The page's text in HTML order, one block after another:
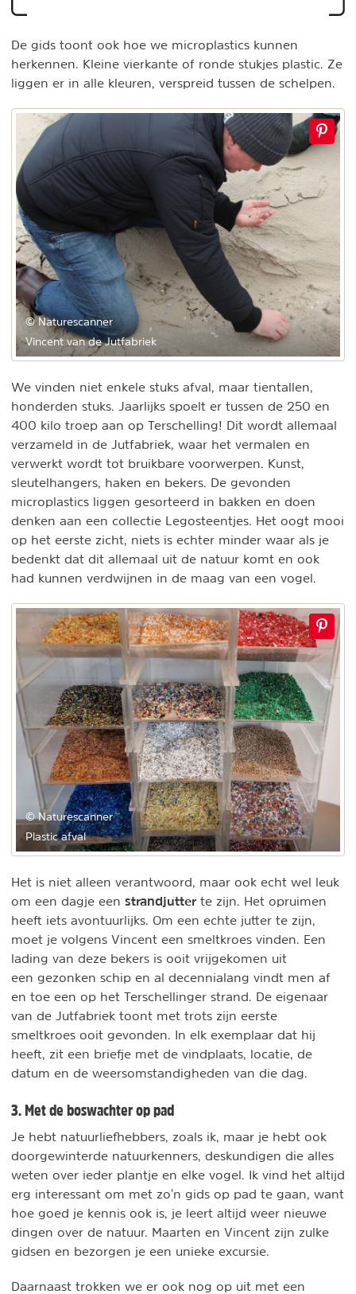
De gids toont ook hoe we microplastics kunnen
herkennen. Kleine vierkante of ronde stukjes plastic. Ze
liggen er in alle kleuren, verspreid tussen de schelpen.
© Naturescanner
Vincent van de Jutfabriek
We vinden niet enkele stuks afval, maar tientallen,
honderden stuks. Jaarlijks spoelt er tussen de 250 en
400 kilo troep aan op Terschelling! Dit wordt allemaal
verzameld in de Jutfabriek, waar het vermalen en
verwerkt wordt tot bruikbare voorwerpen. Kunst,
sleutelhangers, haken en bekers. De gevonden
microplastics liggen gesorteerd in bakken en doen
denken aan een collectie Legosteentjes. Het oogt mooi
op het eerste zicht, niets is echter minder waar als je
bedenkt dat dit allemaal uit de natuur komt en ook
had kunnen verdwijnen in de maag van een vogel.
© Naturescanner
Plastic afval
Het is niet alleen verantwoord, maar ook echt wel leuk
om een dagje een strandjutter te zijn. Het opruimen
heeft iets avontuurlijks. Om een echte jutter te zijn,
moet je volgens Vincent een smeltkroes vinden. Een
lading van deze bekers is ooit vrijgekomen uit
een gezonken schip en al decennialang vindt men af
en toe een op het Terschellinger strand. De eigenaar
van de Jutfabriek toont met trots zijn eerste
smeltkroes ooit gevonden. In elk exemplaar dat hij
heeft, zit een briefje met de vindplaats, locatie, de
datum en de weersomstandigheden van die dag.
3. Met de boswachter op pad
Je hebt natuurliefhebbers, zoals ik, maar je hebt ook
doorgewinterde natuurkenners, deskundigen die alles
weten over ieder plantje en elke vogel. Ik vind het altijd
erg interessant om met zo'n gids op pad te gaan, want
hoe goed je kennis ook is, je leert altijd weer nieuwe
dingen over de natuur. Maarten en Vincent zijn zulke
gidsen en bezorgen je een unieke excursie.
Daarnaast trokken we er ook nog op uit met een